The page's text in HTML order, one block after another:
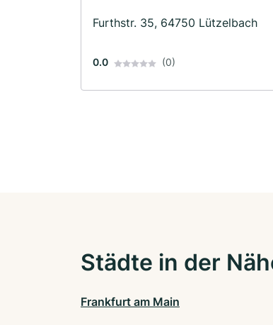
Furthstr. 35, 64750 Lützelbach
0.0 (0)
Städte in der
Frankfurt am Main